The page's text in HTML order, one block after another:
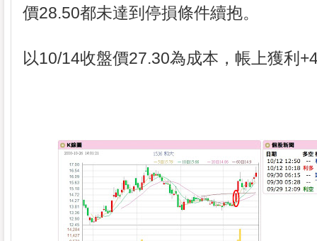
價28.50都未達到停損條件續抱。
以10/14收盤價27.30為成本，帳上獲利